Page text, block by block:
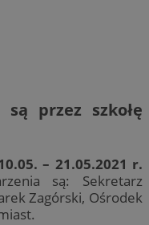
są przez szkołę
– 21.05.2021 r.
są: Sekretarz
Zagórski, Ośrodek